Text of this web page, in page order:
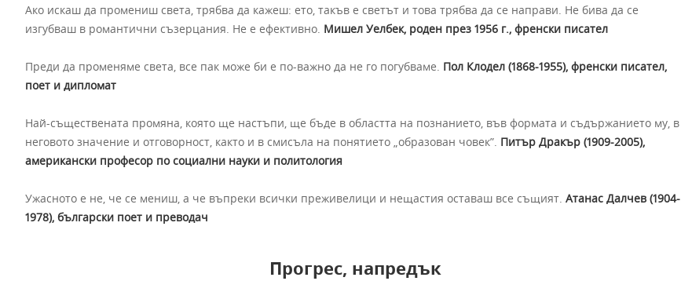
Ако искаш да промениш света, трябва да кажеш: ето, такъв е светът и това трябва да се направи. Не бива да се
изгубваш в романтични съзерцания. Не е ефективно. Мишел Уелбек, роден през 1956 г., френски писател
Преди да променяме света, все пак може би е по-важно да не го погубваме. Пол Клодел (1868-1955), френски писател,
поет и дипломат
Най-съществената промяна, която ще настъпи, ще бъде в областта на познанието, във формата и съдържанието му, в
неговото значение и отговорност, както и в смисъла на понятието „образован човек”. Питър Дракър (1909-2005),
американски професор по социални науки и политология
Ужасното е не, че се мениш, а че въпреки всички преживелици и нещастия оставаш все същият. Атанас Далчев (1904-
1978), български поет и преводач
Прогрес, напредък